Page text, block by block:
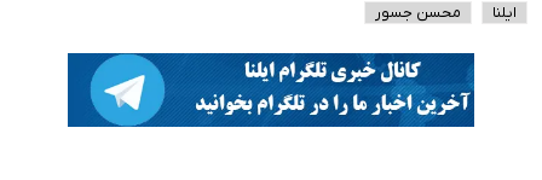
ایلنا محسن جسور